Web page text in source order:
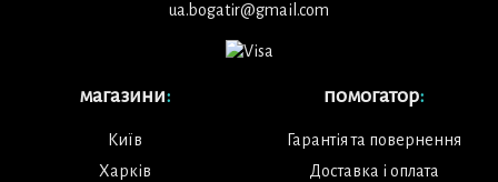
ua.bogatir@gmail.com
магазини:
Київ
Харків
помогатор:
Гарантія та повернення
Доставка і оплата